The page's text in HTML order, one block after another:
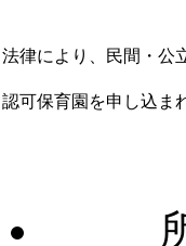
法律により、民間・公
認可保育園を申し込ま